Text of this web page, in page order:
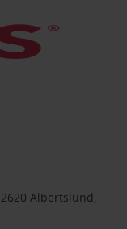
Albertslund,